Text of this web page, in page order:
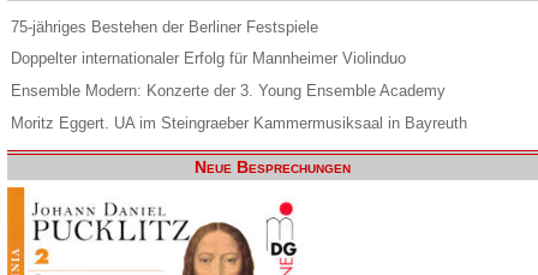
75-jähriges Bestehen der Berliner Festspiele
Doppelter internationaler Erfolg für Mannheimer Violinduo
Ensemble Modern: Konzerte der 3. Young Ensemble Academy
Moritz Eggert. UA im Steingraeber Kammermusiksaal in Bayreuth
Neue Besprechungen